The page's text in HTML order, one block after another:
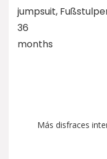
jumpsuit,
36
months
Más disfraces